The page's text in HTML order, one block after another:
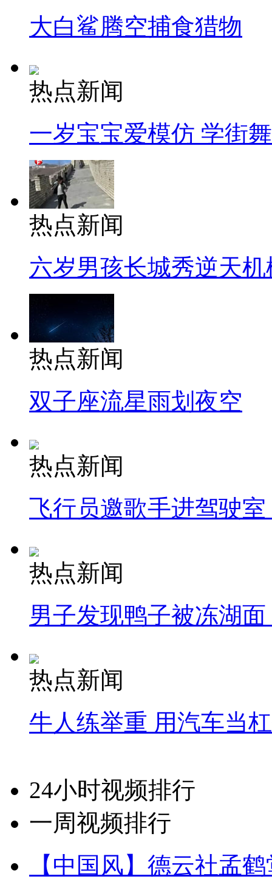
大白鲨腾空捕食猎物
热点新闻
一岁宝宝爱模仿 学街
热点新闻
六岁男孩长城秀逆天机
热点新闻
双子座流星雨划夜空
热点新闻
飞行员邀歌手进驾驶
热点新闻
男子发现鸭子被冻湖
热点新闻
牛人练举重 用汽车当
24小时视频排行
一周视频排行
【中国风】德云社孟